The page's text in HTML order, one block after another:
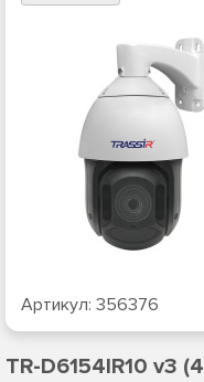
Артикул: 356376
TR-D6154IR10 v3 (4